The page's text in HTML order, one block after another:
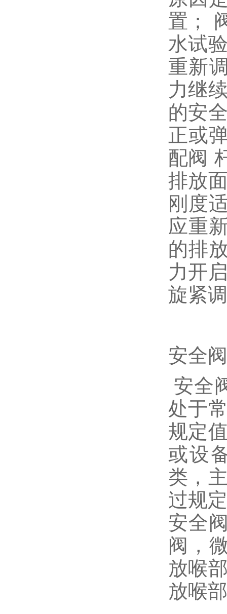
置；
水试
重新
力继
的安
正或
配阀
排放
刚度
应重
的排
力开
旋紧
安全
安全
处于
规定
或设
类，
过规
安全
阀，
放喉
放喉